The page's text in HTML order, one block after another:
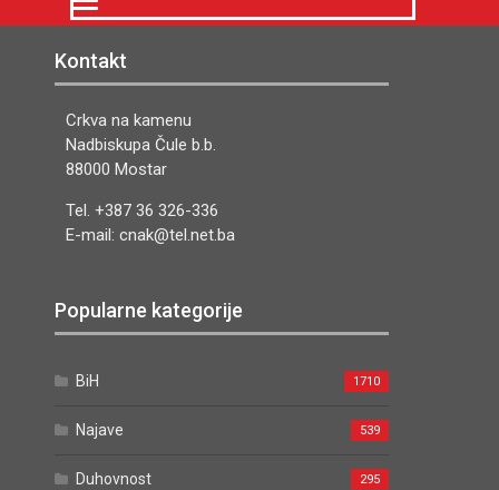
Kontakt
Crkva na kamenu
Nadbiskupa Čule b.b.
88000 Mostar
Tel. +387 36 326-336
E-mail: cnak@tel.net.ba
Popularne kategorije
BiH 1710
Najave 539
Duhovnost 295